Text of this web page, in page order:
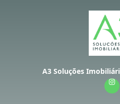
A3 Soluções